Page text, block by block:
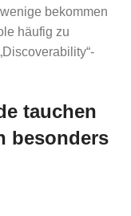
bekommen
häufig zu
tauchen
besonders